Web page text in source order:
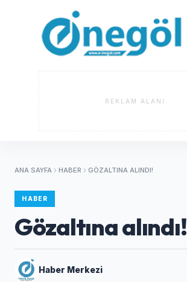
REKLAM ALANI
ANA SAYFA HABER GÖZALTINA ALINDI!
HABER
Gözaltına alındı!
Haber Merkezi